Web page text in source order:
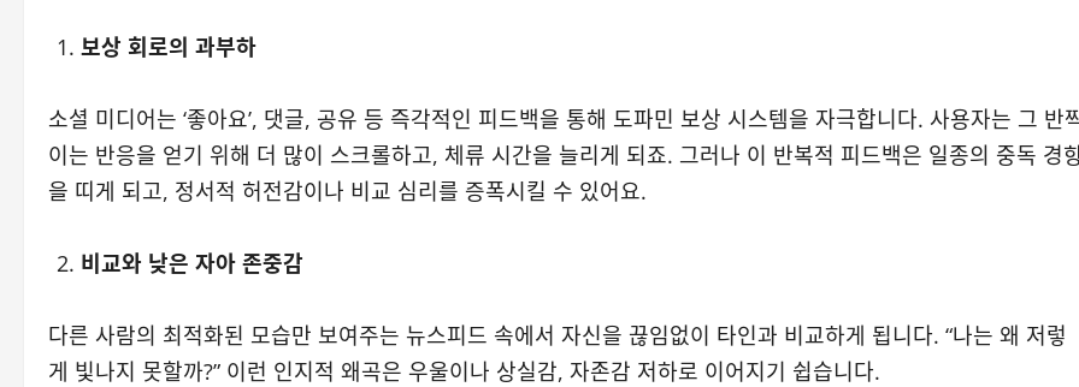
보상 회로의 과부하
소셜 미디어는 ‘좋아요’, 댓글, 공유 등 즉각적인 피드백을 통해 도파민 보상 시스템을 자극합니다. 사용자는 그 반
이는 반응을 얻기 위해 더 많이 스크롤하고, 체류 시간을 늘리게 되죠. 그러나 이 반복적 피드백은 일종의 중독 경
을 띠게 되고, 정서적 허전감이나 비교 심리를 증폭시킬 수 있어요.
비교와 낮은 자아 존중감
다른 사람의 최적화된 모습만 보여주는 뉴스피드 속에서 자신을 끊임없이 타인과 비교하게 됩니다. “나는 왜 저렇
게 빛나지 못할까?” 이런 인지적 왜곡은 우울이나 상실감, 자존감 저하로 이어지기 쉽습니다.